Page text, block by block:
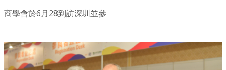
商學會於6月28到訪深圳並參